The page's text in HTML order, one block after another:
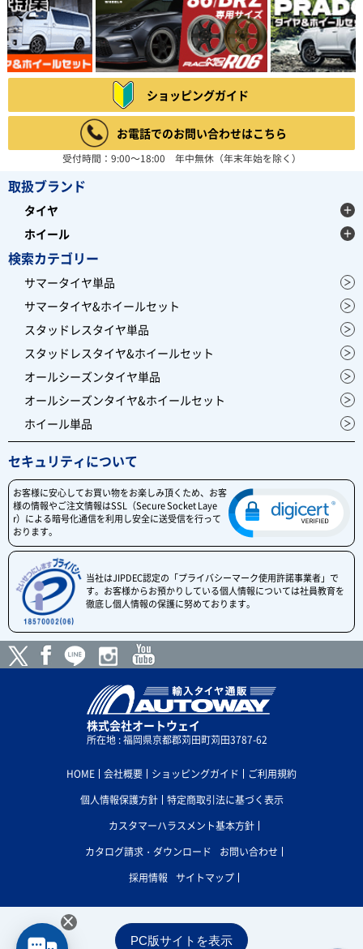
ショッピングガイド
お電話でのお問い合わせはこちら
受付時間：9:00～18:00 年中無休（年末年始を除く）
取扱ブランド
タイヤ
ホイール
検索カテゴリー
サマータイヤ単品
サマータイヤ&ホイールセット
スタッドレスタイヤ単品
スタッドレスタイヤ&ホイールセット
オールシーズンタイヤ単品
オールシーズンタイヤ&ホイールセット
ホイール単品
セキュリティについて
お客様に安心してお買い物をお楽しみ頂くため、お客
様の情報やご注文情報はSSL（Secure Socket Laye
r）による暗号化通信を利用し安全に送受信を行って
おります。
当社はJIPDEC認定の「プライバシーマーク使用許諾事業者」で
す。お客様からお預かりしている個人情報については社員教育を
徹底し個人情報の保護に努めております。
株式会社オートウェイ
所在地 : 福岡県京都郡苅田町苅田3787-62
HOME 会社概要 ショッピングガイド
ご利用規約
個人情報保護方針
特定商取引法に基づく表示
カスタマーハラスメント基本方針
カタログ請求・ダウンロード
お問い合わせ
採用情報
サイトマップ
PC版サイトを表示
×